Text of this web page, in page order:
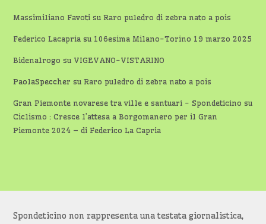
Massimiliano Favoti suRaro puledro di zebra nato a pois
Federico Lacapria su 106esima Milano-Torino 19 marzo 2025
Bidenalrogo su VIGEVANO-VISTARINO
PaolaSpeccher suRaro puledro di zebra nato a pois
Gran Piemonte novarese tra ville e santuari - Spondeticino su
Ciclismo : Cresce l’attesa a Borgomanero per il Gran
Piemonte 2024 – di Federico La Capria
Spondeticino non rappresenta una testata giornalistica,